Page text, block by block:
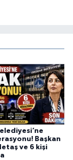
Başkan
ve 6 kişi